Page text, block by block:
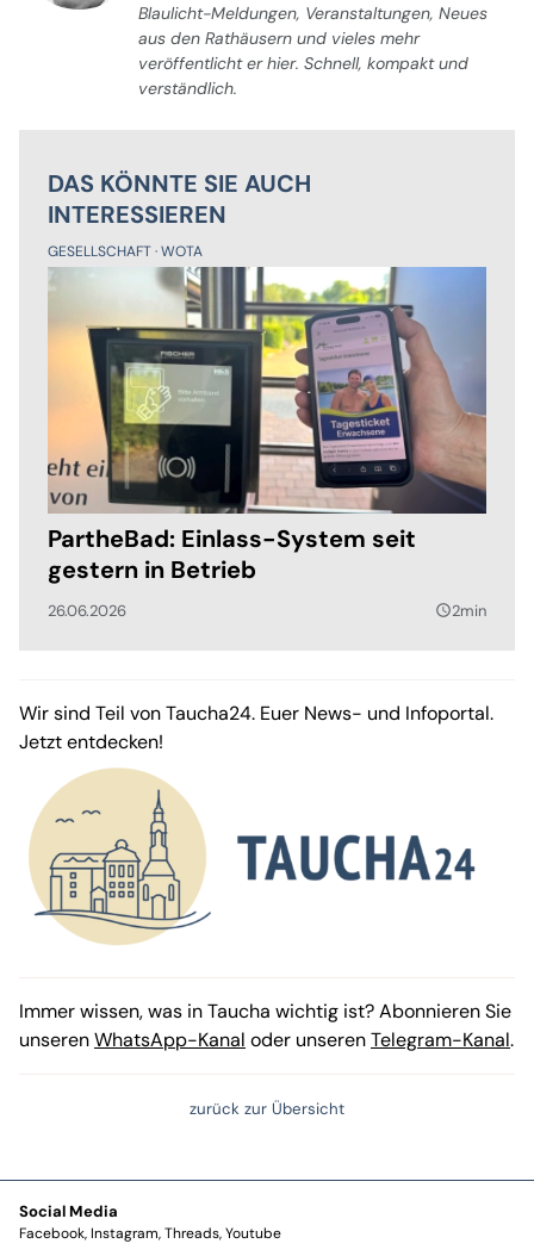
Blaulicht-Meldungen, Veranstaltungen, Neues
aus den Rathäusern und vieles mehr
veröffentlicht er hier. Schnell, kompakt und
verständlich.
DAS KÖNNTE SIE AUCH
INTERESSIEREN
GESELLSCHAFT WOTA
PartheBad: Einlass-System seit
gestern in Betrieb
26.06.2026 query_builder2min
Wir sind Teil von Taucha24. Euer News- und Infoportal.
Jetzt entdecken!
Immer wissen, was in Taucha wichtig ist? Abonnieren Sie
unserenWhatsApp-Kanal oder unserenTelegram-Kanal.
zurück zur Übersicht
Social Media
Facebook Instagram Threads Youtube